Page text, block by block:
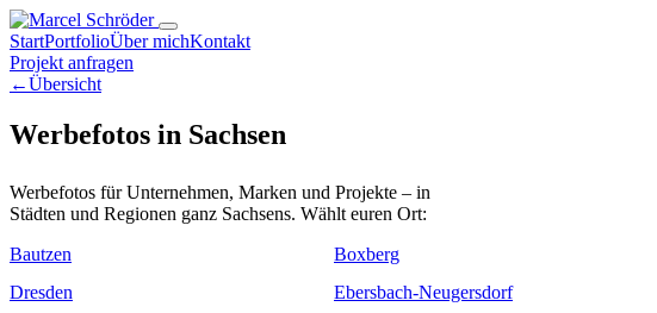
StartPortfolioÜber michKontakt
Projekt anfragen
←Übersicht
Werbefotos in Sachsen
Werbefotos für Unternehmen, Marken und Projekte – in
Städten und Regionen ganz Sachsens. Wählt euren Ort:
Bautzen
Boxberg
Dresden
Ebersbach-Neugersdorf